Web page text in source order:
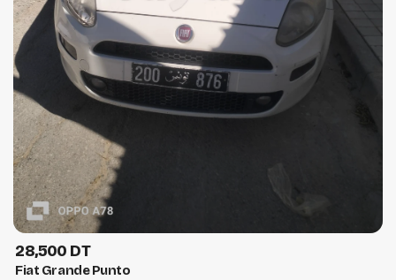
28,500 DT
Fiat Grande Punto
WeenCar GPS Tracker
حول كرهبتك لكرهبة connectée 📱 و تبعها لحظة بلحظة
وين ما كانت.
Découvrir